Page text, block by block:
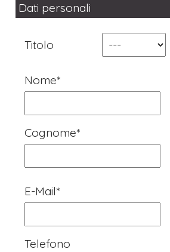
Dati personali
Titolo
Nome*
Cognome*
E-Mail*
Telefono